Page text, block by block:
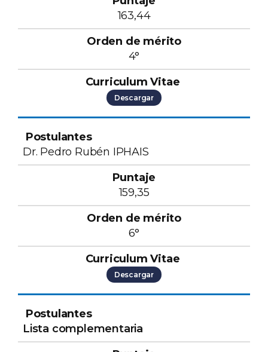
163,44
4°
Descargar
Dr. Pedro Rubén IPHAIS
159,35
6°
Descargar
Lista complementaria